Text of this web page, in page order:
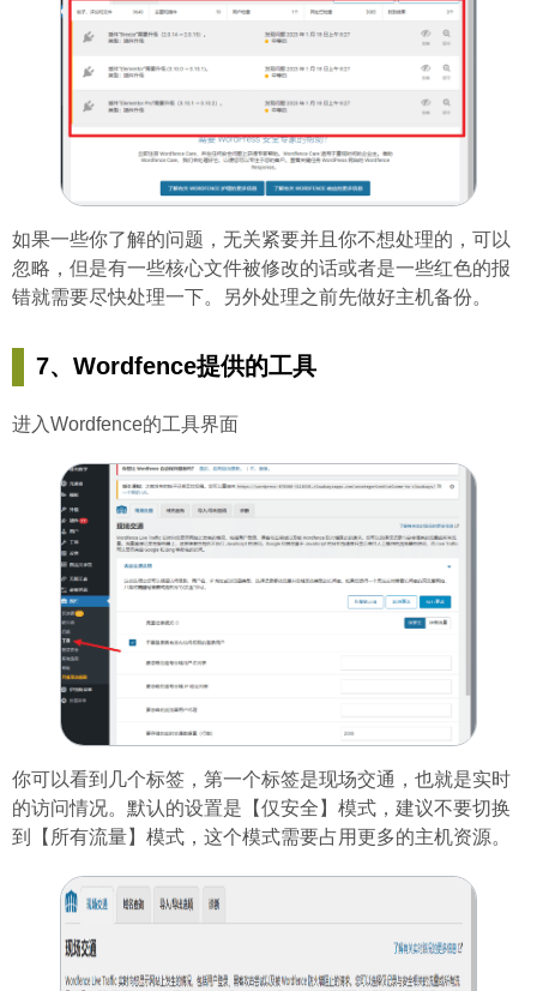
如果一些你了解的问题，无关紧要并且你不想处理的，可以
忽略，但是有一些核心文件被修改的话或者是一些红色的报
错就需要尽快处理一下。另外处理之前先做好主机备份。
7、Wordfence提供的工具
进入Wordfence的工具界面
你可以看到几个标签，第一个标签是现场交通，也就是实时
的访问情况。默认的设置是【仅安全】模式，建议不要切换
到【所有流量】模式，这个模式需要占用更多的主机资源。